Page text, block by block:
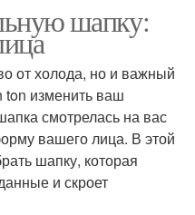
шапку:
от холода, но и важный
ton изменить ваш
смотрелась на вас
вашего лица. В этой
шапку, которая
и скроет